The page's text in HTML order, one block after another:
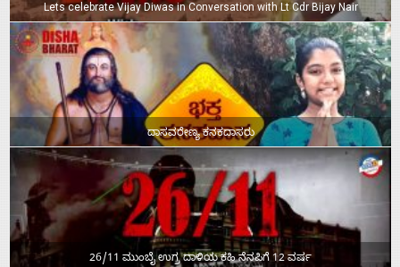
Lets celebrate Vijay Diwas in Conversation with Lt Cdr Bijay Nair
ದಾಸವರೇಣ್ಯ ಕನಕದಾಸರು
26/11 ಮುಂಬೈ ಉಗ್ರ ದಾಳಿಯ ಕಹಿ ನೆನಪಿಗೆ 12 ವರ್ಷ